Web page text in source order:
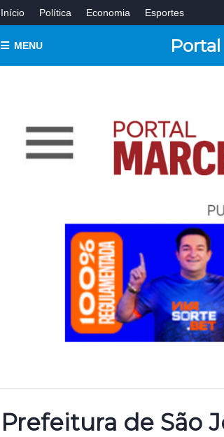
Início Política Economia Esportes
MENU
Prefeitura de São